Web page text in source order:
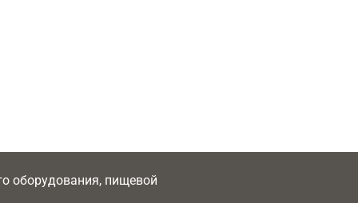
оборудования, пищевой